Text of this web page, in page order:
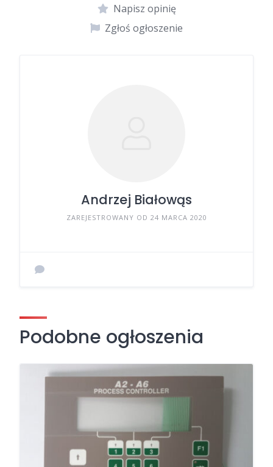
Napisz opinię
Zgłoś ogłoszenie
Andrzej Białowąs
ZAREJESTROWANY OD 24 MARCA 2020
Podobne ogłoszenia